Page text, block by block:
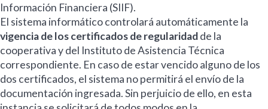
Información Financiera (SIIF).
El sistema informático controlará automáticamente la
vigencia de los certificados de regularidadde la
cooperativa y del Instituto de Asistencia Técnica
correspondiente. En caso de estar vencido alguno de los
dos certificados, el sistema no permitirá el envío de la
documentación ingresada. Sin perjuicio de ello, en esta